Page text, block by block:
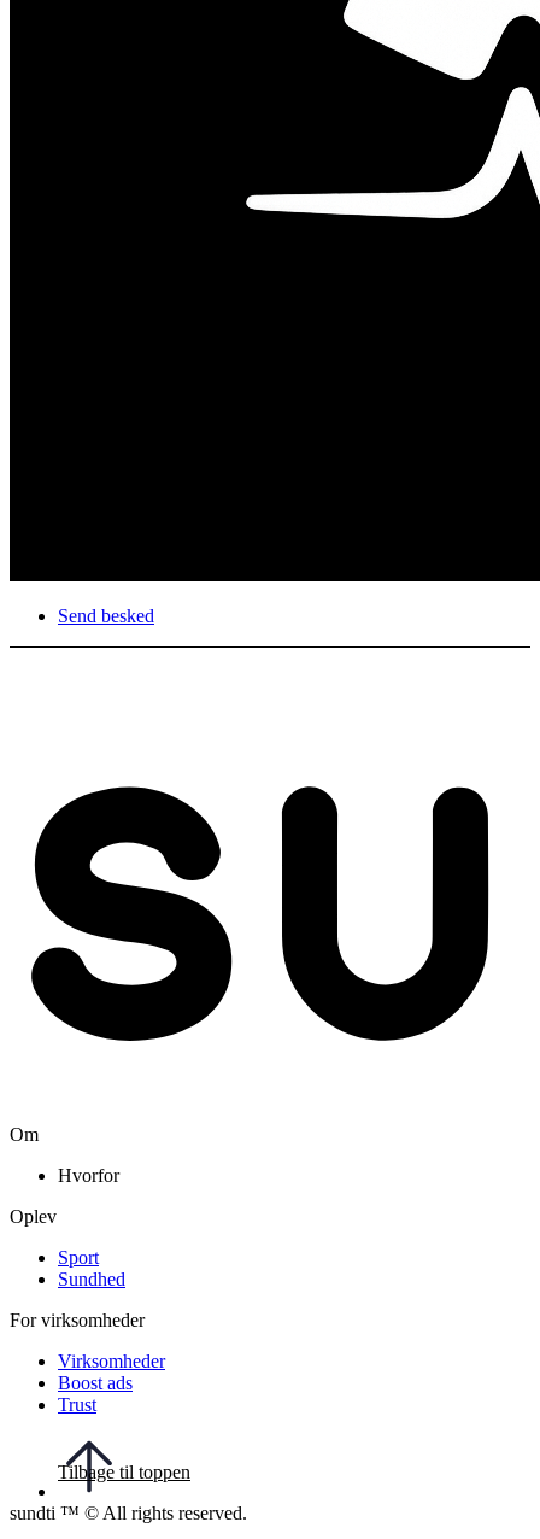
Send besked
Om
Hvorfor
Oplev
Sport
Sundhed
For virksomheder
Virksomheder
Boost ads
Trust
Tilbage til toppen
sundti ™ © All rights reserved.